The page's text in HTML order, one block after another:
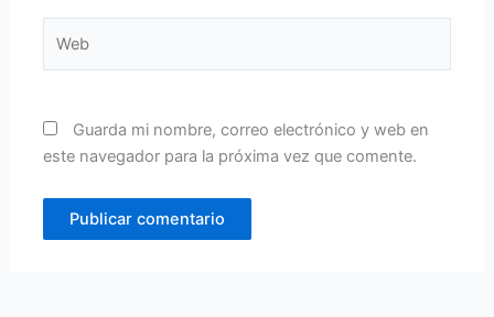
Guarda mi nombre, correo electrónico y web en
este navegador para la próxima vez que comente.